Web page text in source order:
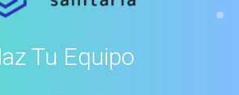
Tu Equipo